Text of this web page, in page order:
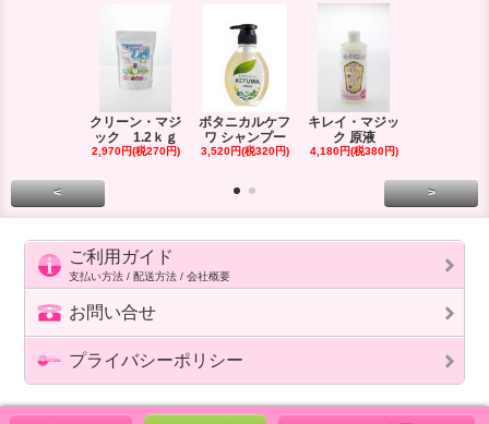
クリーン・マジ
ック 1.2ｋｇ
2,970円(税270円)
ボタニカルケフ
ワ シャンプー
3,520円(税320円)
キレイ・マジッ
ク 原液
4,180円(税380円)
< >
ご利用ガイド
支払い方法 / 配送方法 / 会社概要
お問い合せ
プライバシーポリシー